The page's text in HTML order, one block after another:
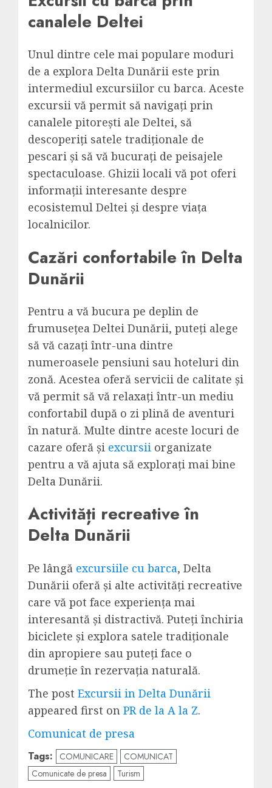
canalele Deltei
Unul dintre cele mai populare moduri
de a explora Delta Dunării este prin
intermediul excursiilor cu barca. Aceste
excursii vă permit să navigați prin
canalele pitorești ale Deltei, să
descoperiți satele tradiționale de
pescari și să vă bucurați de peisajele
spectaculoase. Ghizii locali vă pot oferi
informații interesante despre
ecosistemul Deltei și despre viața
localnicilor.
Cazări confortabile în Delta
Dunării
Pentru a vă bucura pe deplin de
frumusețea Deltei Dunării, puteți alege
să vă cazați într-una dintre
numeroasele pensiuni sau hoteluri din
zonă. Acestea oferă servicii de calitate și
vă permit să vă relaxați într-un mediu
confortabil după o zi plină de aventuri
în natură. Multe dintre aceste locuri de
cazare oferă și excursii organizate
pentru a vă ajuta să explorați mai bine
Delta Dunării.
Activități recreative în
Delta Dunării
Pe lângă excursiile cu barca, Delta
Dunării oferă și alte activități recreative
care vă pot face experiența mai
interesantă și distractivă. Puteți închiria
biciclete și explora satele tradiționale
din apropiere sau puteți face o
drumeție în rezervația naturală.
The post Excursii in Delta Dunării
appeared first on PR de la A la Z.
Comunicat de presa
Tags: COMUNICARE
COMUNICAT
Comunicate de presa
Turism